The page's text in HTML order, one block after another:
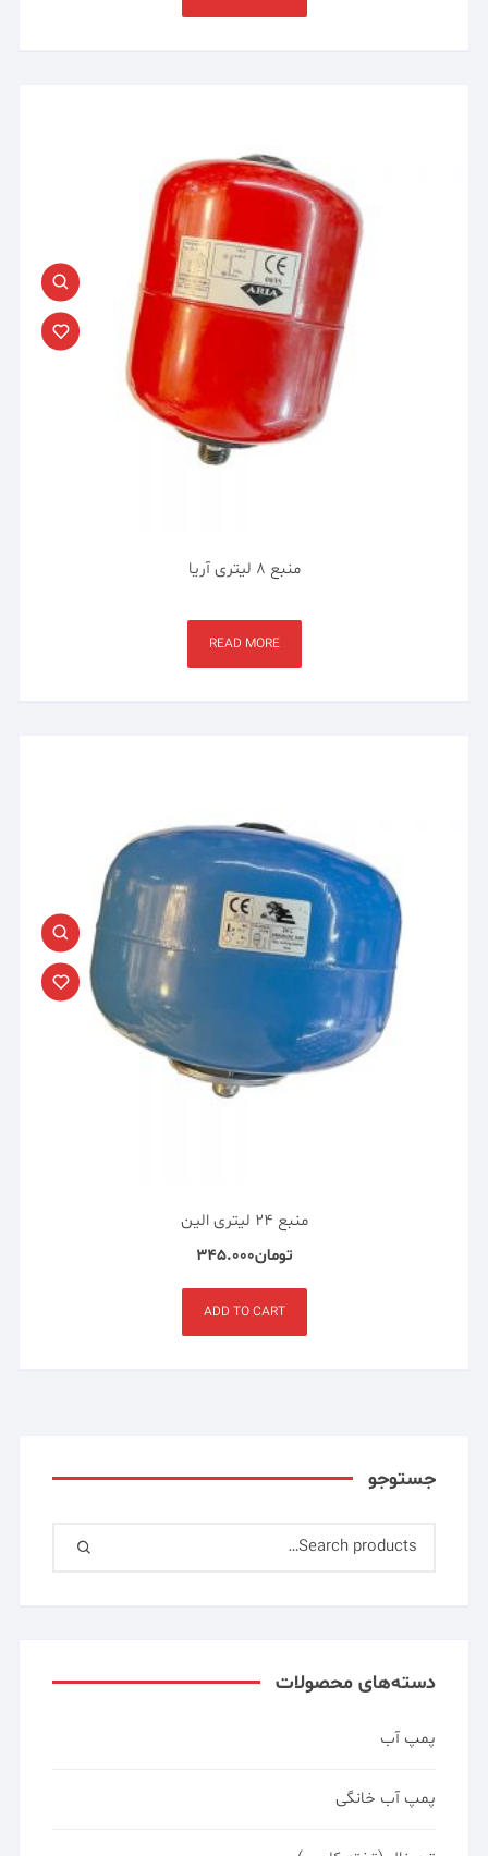
منبع ۸ لیتری آریا
READ MORE
منبع ۲۴ لیتری الین
تومان۳۴۵.۰۰۰
ADD TO CART
جستوجو
دسته‌های محصولات
پمپ آب
پمپ آب خانگی